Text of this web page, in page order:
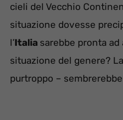
cieli del Vecchio
situazione dovesse
l’Italia sarebbe pronta
situazione del genere?
purtroppo –